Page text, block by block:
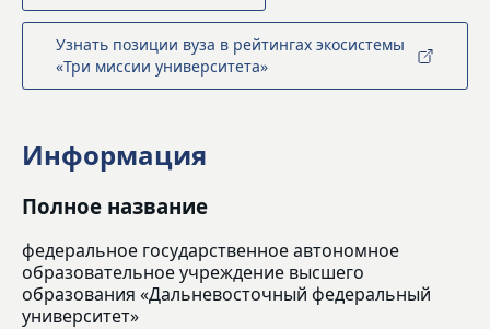
Узнать позиции вуза в рейтингах экосистемы
«Три миссии университета»
Информация
Полное название
федеральное государственное автономное
образовательное учреждение высшего
образования «Дальневосточный федеральный
университет»